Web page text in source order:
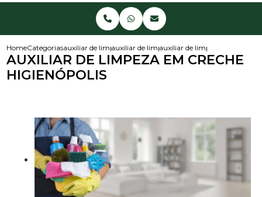
HomeCategoriasauxiliar de limpezaauxiliar de limpeza em crecheauxiliar de limpeza em creche
AUXILIAR DE LIMPEZA EM CRECHE
HIGIENÓPOLIS